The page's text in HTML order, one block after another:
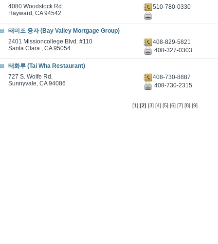
4080 Woodstock Rd.
Hayward, CA 94542
510-780-0330
태미조 융자 (Bay Valley Mortgage Group)
2401 Missioncollege Blvd. #110
Santa Clara , CA 95054
408-829-5821
408-327-0303
태화루 (Tai Wha Restaurant)
727 S. Wolfe Rd.
Sunnyvale, CA 94086
408-730-8887
408-730-2315
[1] [2] [3] [4] [5] [6] [7] [8] [9]